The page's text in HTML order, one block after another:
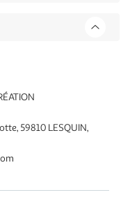
59810 LESQUIN,